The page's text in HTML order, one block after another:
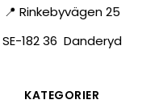
📍 Rinkebyvägen 25
SE-182 36 Danderyd
KATEGORIER